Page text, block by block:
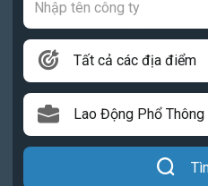
Tất cả các địa điểm
Lao Động Phổ Thông